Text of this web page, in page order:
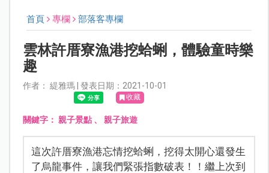
首頁 專欄 部落客專欄
雲林許厝寮漁港挖蛤蜊，體驗童時樂
趣
作者： 緹雅瑪 | 發表日期：2021-10-01
收藏
關鍵字： 親子景點、 親子旅遊
這次許厝寮漁港忘情挖蛤蜊，挖得太開心還發生
了烏龍事件，讓我們緊張指數破表！！繼上次到